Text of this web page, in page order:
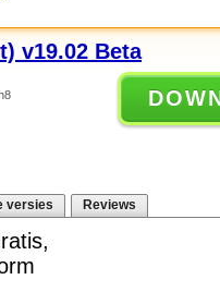
v19.02 Beta
versies Reviews